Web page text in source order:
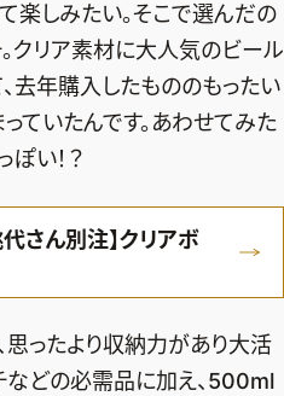
US
楽しみたい。そこで選んだの
クリア素材に大人気のビール
去年購入したもののもったい
ていたんです。あわせてみた
ぽい！？
さん別注】クリアボ
思ったより収納力があり大活
などの必需品に加え、500ml